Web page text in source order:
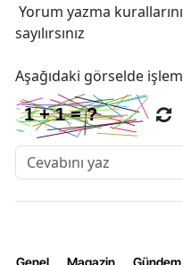
Yorum yazma kurallarını
sayılırsınız
Aşağıdaki görselde
Genel Magazin Gündem